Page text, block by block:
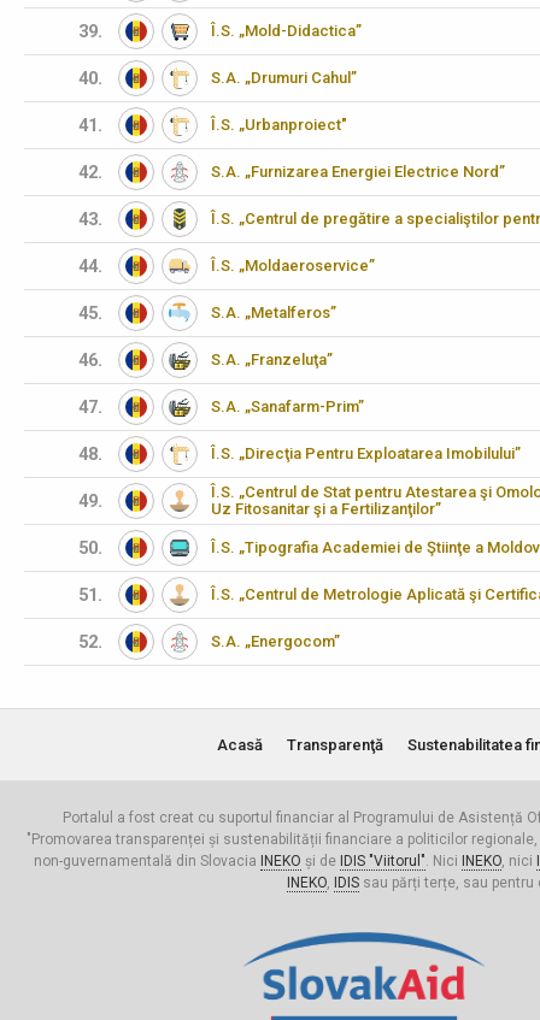
39. Î.S. „Mold-Didactica”
40. S.A. „Drumuri Cahul”
41. Î.S. „Urbanproiect"
42. S.A. „Furnizarea Energiei Electrice Nord”
43. Î.S. „Centrul de pregătire a specialiştilor
44. Î.S. „Moldaeroservice”
45. S.A. „Metalferos”
46. S.A. „Franzeluţa”
47. S.A. „Sanafarm-Prim”
48. Î.S. „Direcţia Pentru Exploatarea Imobilului”
49.
Î.S. „Centrul de Stat pentru Atestarea şi
Uz Fitosanitar şi a Fertilizanţilor”
50. Î.S. „Tipografia Academiei de Ştiinţe a
51. Î.S. „Centrul de Metrologie Aplicată şi
52. S.A. „Energocom”
Acasă Transparenţă Sustenabilitatea
Portalul a fost creat cu suportul financiar al Programului de Asistență
"Promovarea transparenței și sustenabilității financiare a politicilor
non-guvernamentală din Slovacia
INEKO și de IDIS "Viitorul". Nici INEKO, nici
INEKO, IDISsau părți terțe, sau pentru